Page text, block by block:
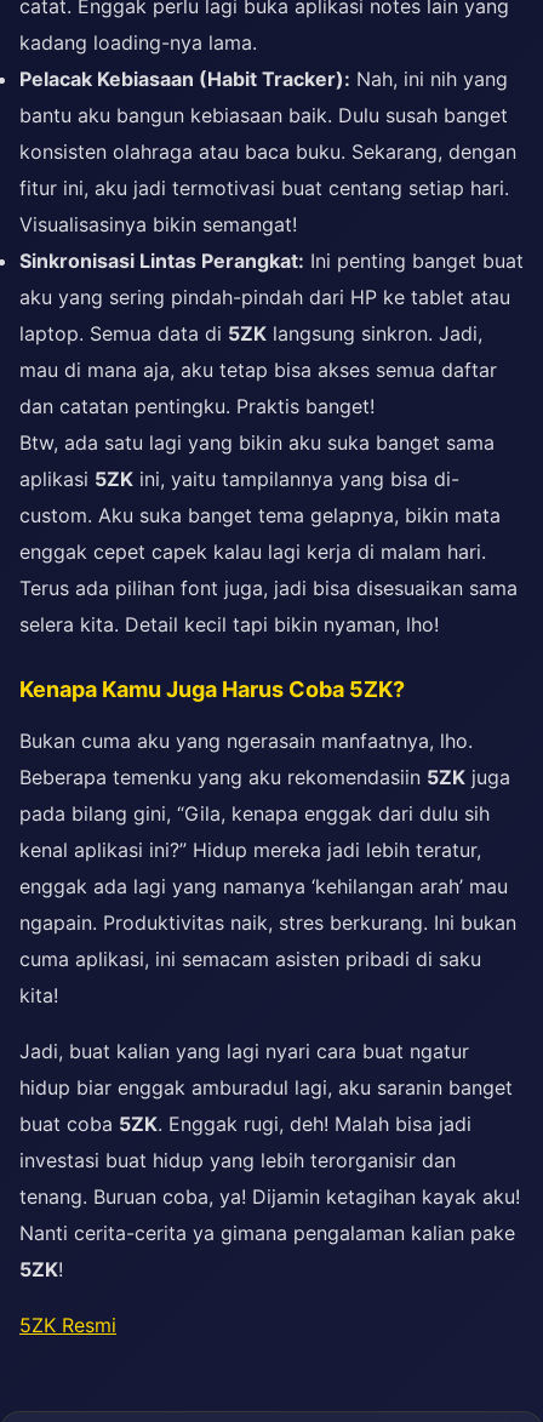
catat. Enggak perlu lagi buka aplikasi notes lain yang
kadang loading-nya lama.
Pelacak Kebiasaan (Habit Tracker): Nah, ini nih yang
bantu aku bangun kebiasaan baik. Dulu susah banget
konsisten olahraga atau baca buku. Sekarang, dengan
fitur ini, aku jadi termotivasi buat centang setiap hari.
Visualisasinya bikin semangat!
Sinkronisasi Lintas Perangkat: Ini penting banget buat
aku yang sering pindah-pindah dari HP ke tablet atau
laptop. Semua data di 5ZK langsung sinkron. Jadi,
mau di mana aja, aku tetap bisa akses semua daftar
dan catatan pentingku. Praktis banget!
Btw, ada satu lagi yang bikin aku suka banget sama
aplikasi 5ZK ini, yaitu tampilannya yang bisa di-
custom. Aku suka banget tema gelapnya, bikin mata
enggak cepet capek kalau lagi kerja di malam hari.
Terus ada pilihan font juga, jadi bisa disesuaikan sama
selera kita. Detail kecil tapi bikin nyaman, lho!
Kenapa Kamu Juga Harus Coba 5ZK?
Bukan cuma aku yang ngerasain manfaatnya, lho.
Beberapa temenku yang aku rekomendasiin 5ZK juga
pada bilang gini, “Gila, kenapa enggak dari dulu sih
kenal aplikasi ini?” Hidup mereka jadi lebih teratur,
enggak ada lagi yang namanya ‘kehilangan arah’ mau
ngapain. Produktivitas naik, stres berkurang. Ini bukan
cuma aplikasi, ini semacam asisten pribadi di saku
kita!
Jadi, buat kalian yang lagi nyari cara buat ngatur
hidup biar enggak amburadul lagi, aku saranin banget
buat coba 5ZK. Enggak rugi, deh! Malah bisa jadi
investasi buat hidup yang lebih terorganisir dan
tenang. Buruan coba, ya! Dijamin ketagihan kayak aku!
Nanti cerita-cerita ya gimana pengalaman kalian pake
5ZK!
5ZK Resmi